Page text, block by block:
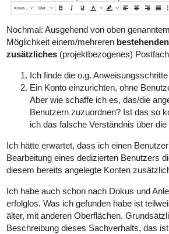
Nochmal: Ausgehend von oben
Möglichkeit einem/mehreren bestehenden
zusätzliches (projektbezogenes)
Ich finde die o.g.
Ein Konto einzurichten, ohne
Aber wie schaffe ich es, das/die
Benutzern zuzuordnen? Ist das so
ich das falsche Verständnis über
Ich hätte erwartet, dass ich einen
Bearbeitung eines dedizierten Benutzers
diesem bereits angelegte Konten
Ich habe auch schon nach Dokus und
erfolglos. Was ich gefunden habe ist
älter, mit anderen Oberflächen.
Beschreibung dieses Sachverhalts, das